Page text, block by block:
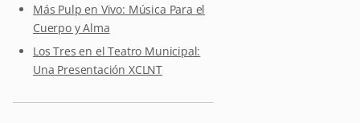
Más Pulp en Vivo: Música Para el
Cuerpo y Alma
Los Tres en el Teatro Municipal:
Una Presentación XCLNT